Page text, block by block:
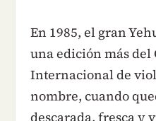
En 1985, el gran
una edición más del
Internacional de
nombre, cuando
descarada, fresca y